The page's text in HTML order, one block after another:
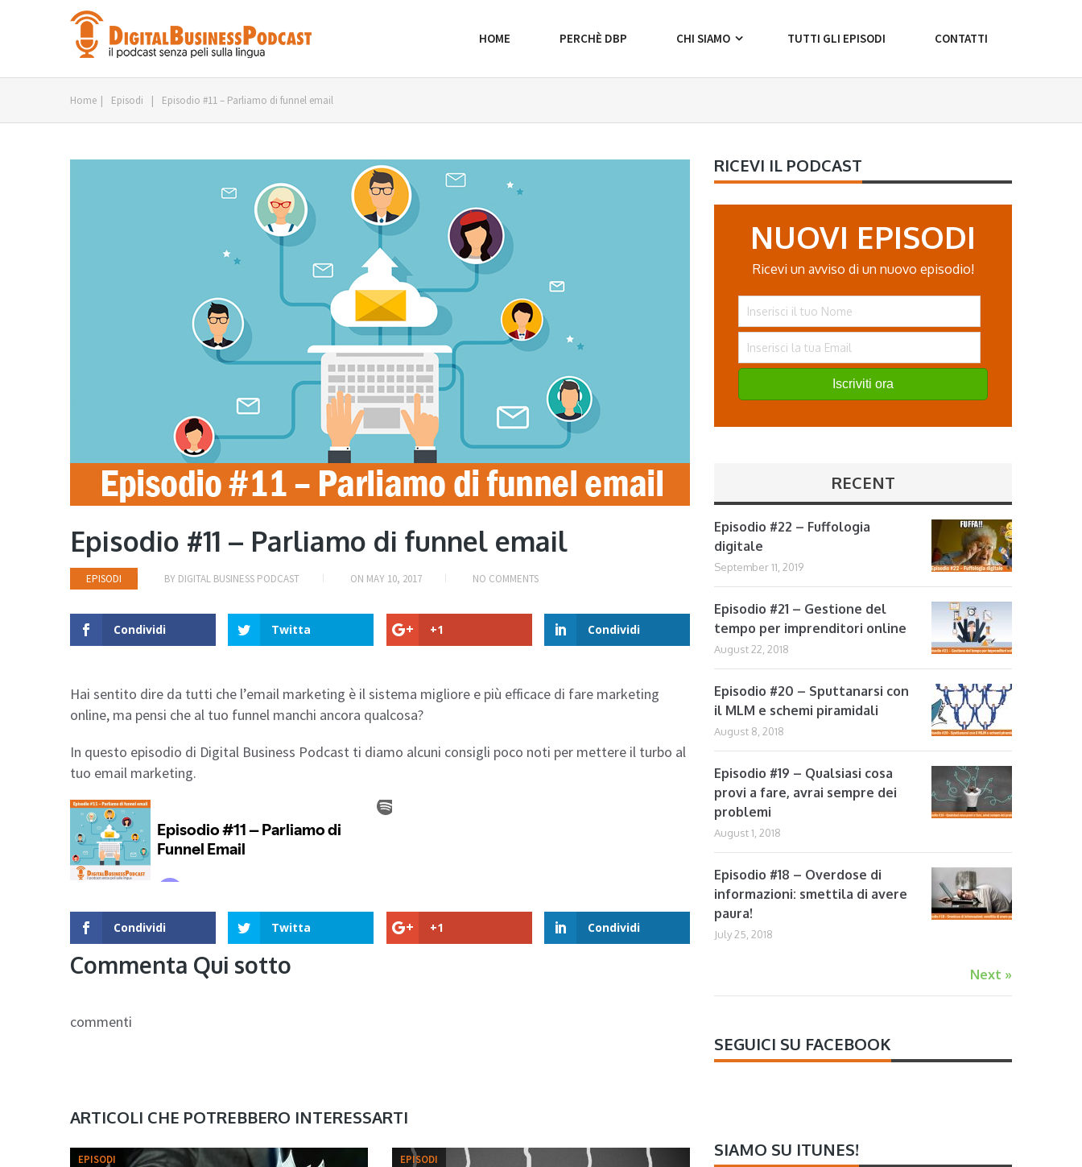
HOME PERCHÈ DBP CHI SIAMO TUTTI GLI EPISODI CONTATTI
Home | Episodi | Episodio #11 – Parliamo di funnel email
Episodio #11 – Parliamo di funnel email
EPISODI BY DIGITAL BUSINESS PODCAST ON MAY 10, 2017 NO COMMENTS
Condividi Twitta +1 Condividi
Hai sentito dire da tutti che l’email marketing è il sistema migliore e più efficace di fare marketing
online, ma pensi che al tuo funnel manchi ancora qualcosa?
In questo episodio di Digital Business Podcast ti diamo alcuni consigli poco noti per mettere il turbo al
tuo email marketing.
Condividi Twitta +1 Condividi
Commenta Qui sotto
commenti
ARTICOLI CHE POTREBBERO INTERESSARTI
EPISODI EPISODI
RICEVI IL PODCAST
NUOVI EPISODI
Ricevi un avviso di un nuovo episodio!
Iscriviti ora
RECENT
Episodio #22 – Fuffologia
digitale
September 11, 2019
Episodio #21 – Gestione del
tempo per imprenditori online
August 22, 2018
Episodio #20 – Sputtanarsi con
il MLM e schemi piramidali
August 8, 2018
Episodio #19 – Qualsiasi cosa
provi a fare, avrai sempre dei
problemi
August 1, 2018
Episodio #18 – Overdose di
informazioni: smettila di avere
paura!
July 25, 2018
Next »
SEGUICI SU FACEBOOK
SIAMO SU ITUNES!